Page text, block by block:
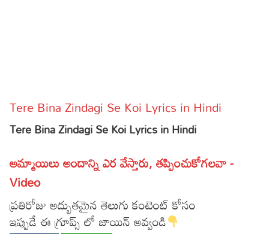
Articles
Devotional
Christianity
Hinduism
Hindi
Lyrics in Hindi – Devotional Songs
Tamil
Tere Bina Zindagi Se Koi Lyrics in Hindi
Tere Bina Zindagi Se Koi Lyrics in Hindi
అమ్మాయిలు అందాన్ని ఎర వేస్తారు, తప్పించుకోగలవా -
Video
ప్రతిరోజు అద్బుతమైన తెలుగు కంటెంట్ కోసం
ఇప్పుడే ఈ గ్రూప్స్ లో జాయిన్ అవ్వండి